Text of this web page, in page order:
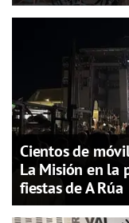
Cientos de
La Misión en la
fiestas de A Rúa